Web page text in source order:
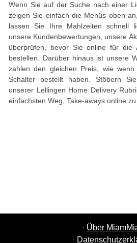
Wenn Sie auf der Suche nach einer
zeigen Sie einfach die Menüs oben
lassen Sie Ihre Mahlzeiten schnell
unsere Kundenbewertungen, unsere
überprüfen, bevor Sie online für die
bestellen. Darüber hinaus ist unsere
zahlen den gleichen Preis, wie
Schalter bestellt haben. Stöbern
unserer Lellingen Home Delivery
einfachsten Weg, Take-aways online zu
· Über
·